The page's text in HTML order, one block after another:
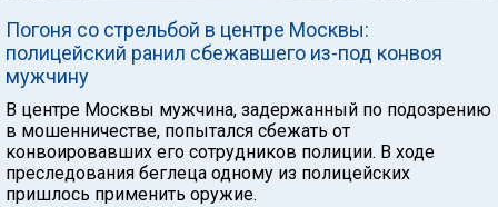
Погоня со стрельбой в центре Москвы:
полицейский ранил сбежавшего из-под конвоя
мужчину
В центре Москвы мужчина, задержанный по подозрению
в мошенничестве, попытался сбежать от
конвоировавших его сотрудников полиции. В ходе
преследования беглеца одному из полицейских
пришлось применить оружие.